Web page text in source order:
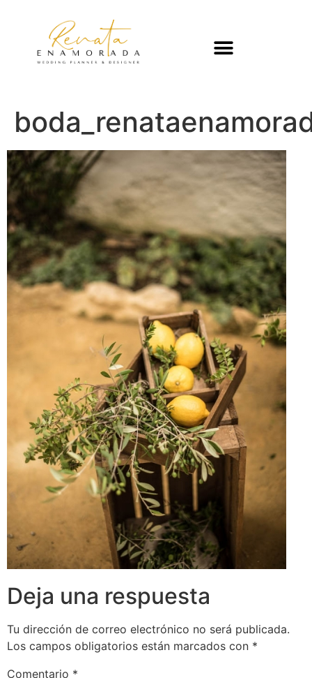
Deja una respuesta
Tu dirección de correo electrónico no será publicada.
Los campos obligatorios están marcados con *
Comentario *